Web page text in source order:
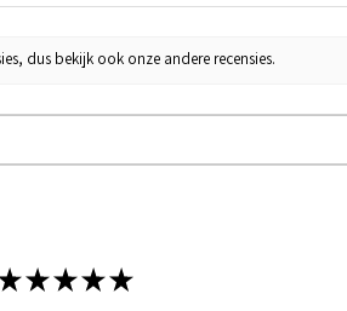
dus bekijk ook onze andere recensies.
★★★★